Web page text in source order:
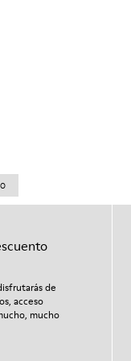
de
acceso
mucho